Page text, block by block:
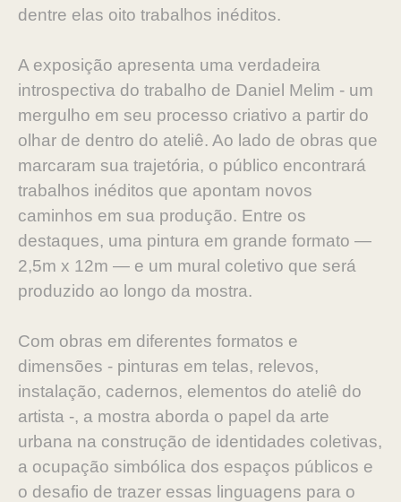
dentre elas oito trabalhos inéditos.
A exposição apresenta uma verdadeira
introspectiva do trabalho de Daniel Melim - um
mergulho em seu processo criativo a partir do
olhar de dentro do ateliê. Ao lado de obras que
marcaram sua trajetória, o público encontrará
trabalhos inéditos que apontam novos
caminhos em sua produção. Entre os
destaques, uma pintura em grande formato —
2,5m x 12m — e um mural coletivo que será
produzido ao longo da mostra.
Com obras em diferentes formatos e
dimensões - pinturas em telas, relevos,
instalação, cadernos, elementos do ateliê do
artista -, a mostra aborda o papel da arte
urbana na construção de identidades coletivas,
a ocupação simbólica dos espaços públicos e
o desafio de trazer essas linguagens para o